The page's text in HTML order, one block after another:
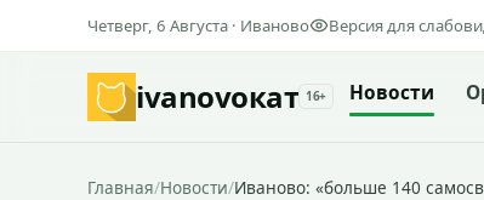
Четверг, 6 Августа · Иваново Версия для
ivanovoкат 16+ Новости
Главная/Новости/Иваново: «больше 140